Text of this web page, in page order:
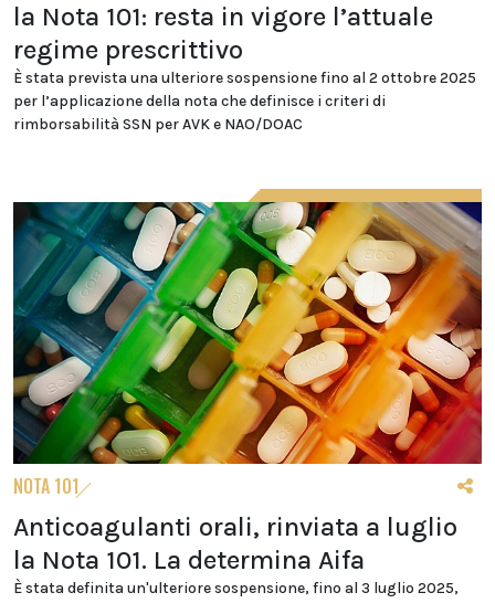
la Nota 101: resta in vigore l’attuale
regime prescrittivo
È stata prevista una ulteriore sospensione fino al 2 ottobre 2025
per l’applicazione della nota che definisce i criteri di
rimborsabilità SSN per AVK e NAO/DOAC
NOTA 101
Anticoagulanti orali, rinviata a luglio
la Nota 101. La determina Aifa
È stata definita un'ulteriore sospensione, fino al 3 luglio 2025,